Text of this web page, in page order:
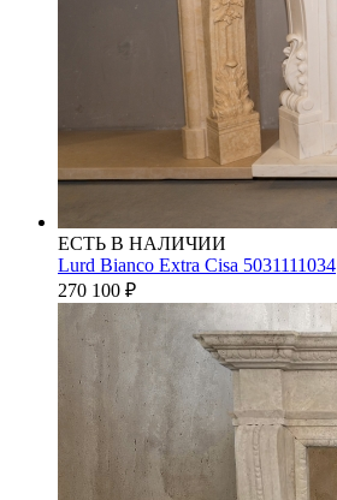
ЕСТЬ В НАЛИЧИИ
Lurd Bianco Extra Cisa 5031111034
270 100 ₽